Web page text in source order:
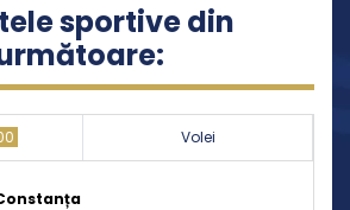
sportive din
Volei